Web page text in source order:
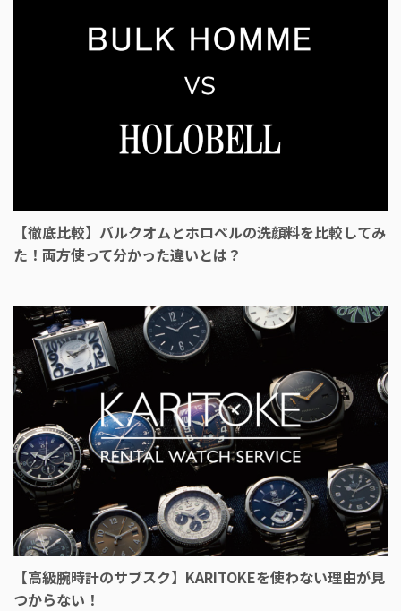
【徹底比較】バルクオムとホロベルの洗顔料を比較してみ
た！両方使って分かった違いとは？
【高級腕時計のサブスク】KARITOKEを使わない理由が見
つからない！